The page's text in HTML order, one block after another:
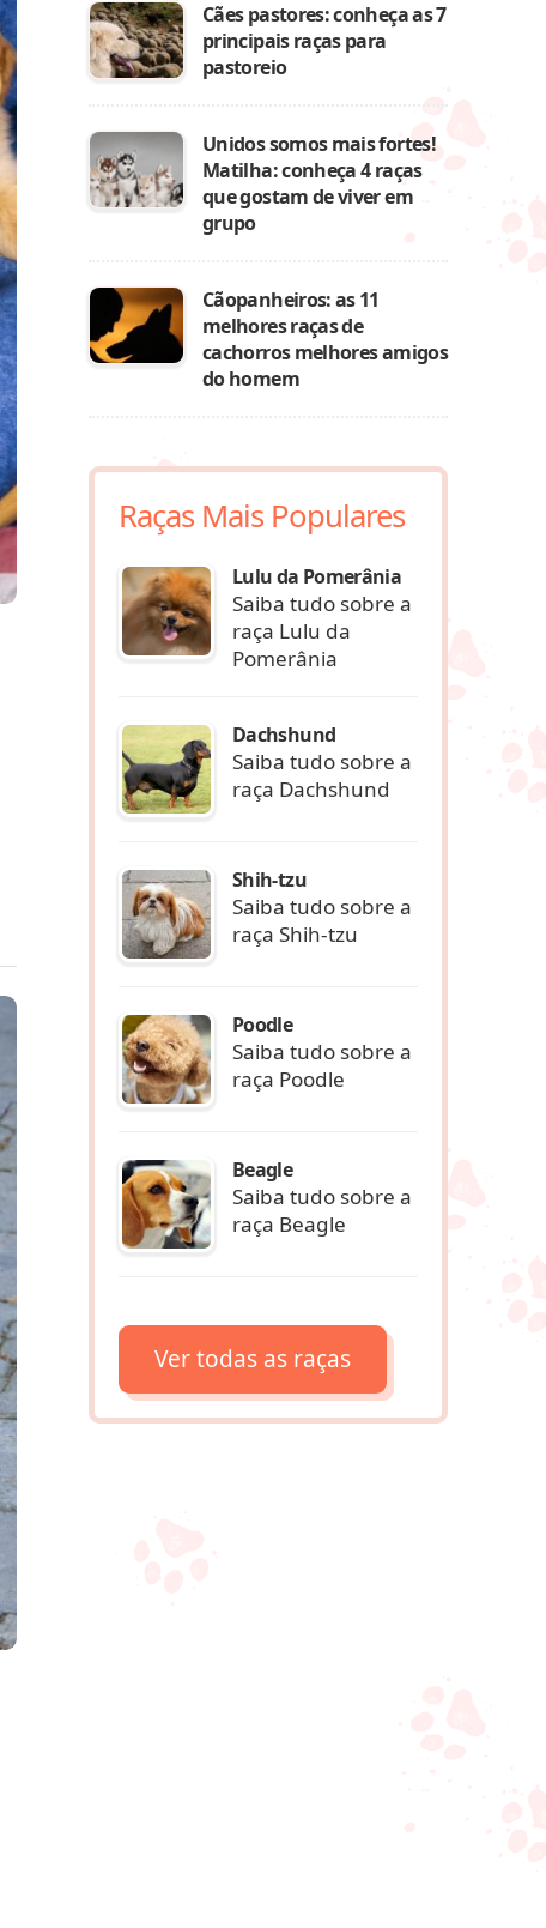
Cães pastores: conheça as 7
principais raças para
pastoreio
Unidos somos mais fortes!
Matilha: conheça 4 raças
que gostam de viver em
grupo
Cãopanheiros: as 11
melhores raças de
cachorros melhores amigos
do homem
Raças Mais Populares
Lulu da Pomerânia
Saiba tudo sobre a
raça Lulu da
Pomerânia
Dachshund
Saiba tudo sobre a
raça Dachshund
Shih-tzu
Saiba tudo sobre a
raça Shih-tzu
Poodle
Saiba tudo sobre a
raça Poodle
Beagle
Saiba tudo sobre a
raça Beagle
Ver todas as raças